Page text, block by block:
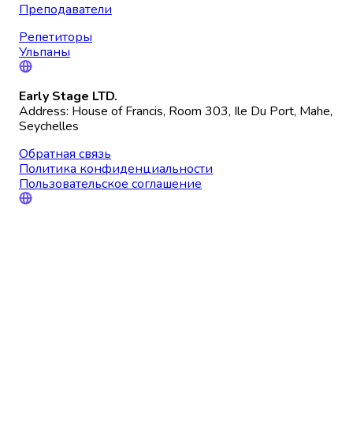
Преподаватели
Репетиторы
Ульпаны
Early Stage LTD.
Address: House of Francis, Room 303, Ile Du Port, Mahe,
Seychelles
Обратная связь
Политика конфиденциальности
Пользовательское соглашение